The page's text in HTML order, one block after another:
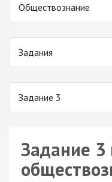
Обществознание
Задания
Задание 3
Задание 3